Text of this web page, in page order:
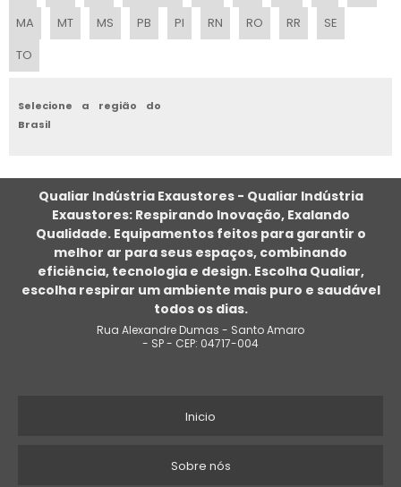
CLIMATIZADOR DE PAINEL ELÉTRICO
CLIMATIZADOR COM VENTILADOR
CLIMATIZADOR EVAPORATIVO PORTÁTIL
SISTEMA DE CLIMATIZAÇÃO INDUSTRIAL
CLIMATIZADORES EVAPORATIVOS COMERCIAIS
CLIMATIZADOR EVAPORATIVO INDUSTRIAL DE PAREDE
CLIMATIZADOR VENTILADOR UMIDIFICADOR DE PAREDE A ÁGUA
CLIMATIZADOR EVAPORATIVO 220V
CLIMATIZADOR DE AR INDUSTRIAL EVAPORATIVO
CLIMATIZADOR DE PAREDE PEQUENO
MA
MT MS PB PI RN RO RR
SE
TO
Selecione a região do
Brasil
Qualiar Indústria Exaustores - Qualiar Indústria
Exaustores: Respirando Inovação, Exalando
Qualidade. Equipamentos feitos para garantir o
melhor ar para seus espaços, combinando
eficiência, tecnologia e design. Escolha Qualiar,
escolha respirar um ambiente mais puro e saudável
todos os dias.
Rua Alexandre Dumas - Santo Amaro
- SP - CEP: 04717-004
Inicio
Sobre nós